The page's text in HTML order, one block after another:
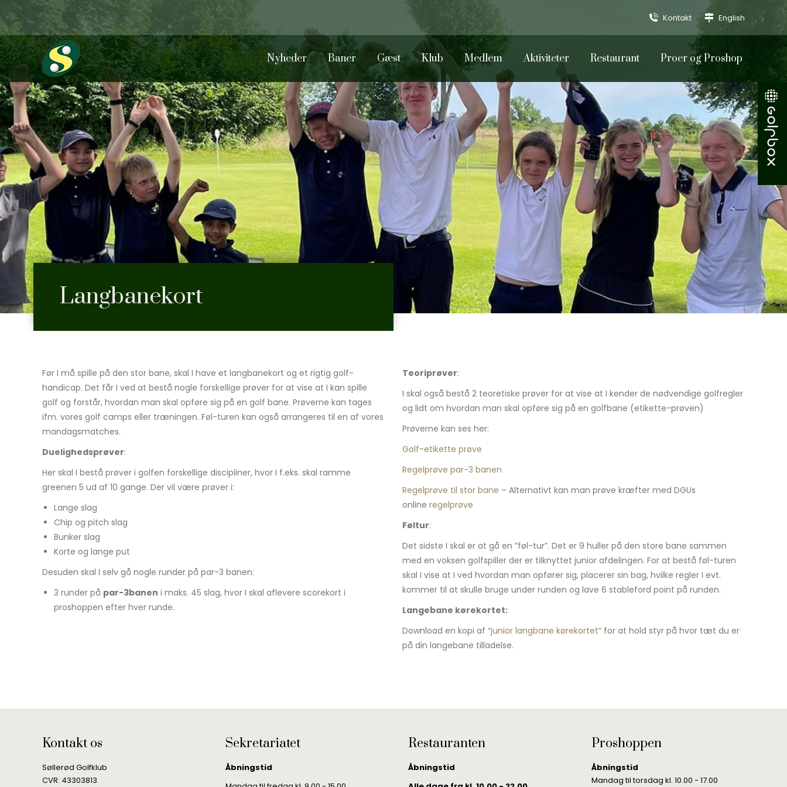
Kontakt English
Nyheder Baner Gæst Klub Medlem Aktiviteter Restaurant Proer og Proshop
Langbanekort
Før I må spille på den stor bane, skal I have et langbanekort og et rigtig golf-
handicap. Det får I ved at bestå nogle forskellige prøver for at vise at I kan spille
golf og forstår, hvordan man skal opføre sig på en golf bane. Prøverne kan tages
ifm. vores golf camps eller træningen. Føl-turen kan også arrangeres til en af vores
mandagsmatches.
Duelighedsprøver:
Her skal I bestå prøver i golfen forskellige discipliner, hvor I f.eks. skal ramme
greenen 5 ud af 10 gange. Der vil være prøver i:
Lange slag
Chip og pitch slag
Bunker slag
Korte og lange put
Desuden skal I selv gå nogle runder på par-3 banen:
3 runder på par-3banen i maks. 45 slag, hvor I skal aflevere scorekort i
proshoppen efter hver runde.
Teoriprøver:
I skal også bestå 2 teoretiske prøver for at vise at I kender de nødvendige golfregler
og lidt om hvordan man skal opføre sig på en golfbane (etikette-prøven)
Prøverne kan ses her:
Golf-etikette prøve
Regelprøve par-3 banen
Regelprøve til stor bane – Alternativt kan man prøve kræfter med DGUs
online regelprøve
Føltur:
Det sidste I skal er at gå en ”føl-tur”. Det er 9 huller på den store bane sammen
med en voksen golfspiller der er tilknyttet junior afdelingen. For at bestå føl-turen
skal I vise at I ved hvordan man opfører sig, placerer sin bag, hvilke regler I evt.
kommer til at skulle bruge under runden og lave 6 stableford point på runden.
Langebane kørekortet:
Download en kopi af “junior langbane kørekortet” for at hold styr på hvor tæt du er
på din langebane tilladelse.
Kontakt os
Søllerød Golfklub
CVR: 43303813
Sekretariatet
Åbningstid
Restauranten
Åbningstid
Proshoppen
Åbningstid
Mandag til torsdag kl. 10.00 - 17.00